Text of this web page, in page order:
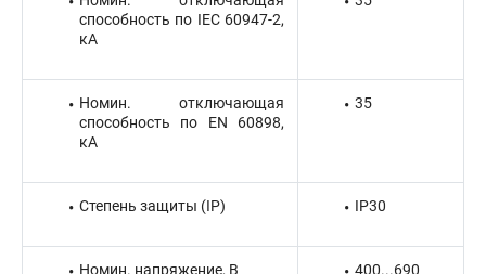
способность по IEC 60947-2,
кА
Номин. отключающая
способность по EN 60898,
кА
35
Степень защиты (IP) IP30
Номин. напряжение, В 400...690